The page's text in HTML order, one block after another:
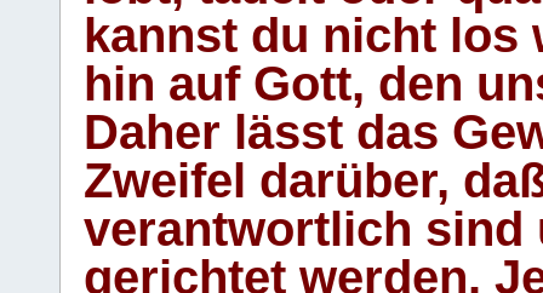
kannst du nicht los
hin auf Gott, den
Daher lässt das
Zweifel darüber,
verantwortlich sind
gerichtet werden.